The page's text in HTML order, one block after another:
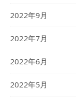
2022年9月
2022年7月
2022年6月
2022年5月